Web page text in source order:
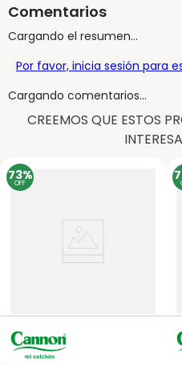
Comentarios
Cargando el resumen…
Por favor, inicia sesión para
Cargando comentarios…
CREEMOS QUE ESTOS
73%
OFF